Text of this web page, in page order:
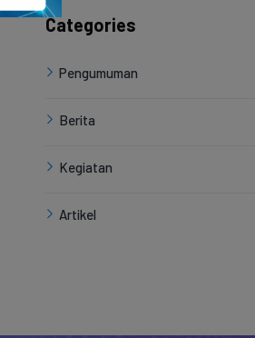
Categories
Pengumuman
Berita
Kegiatan
Artikel